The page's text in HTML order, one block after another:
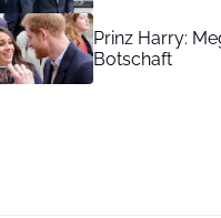
Prinz Harry:
Botschaft